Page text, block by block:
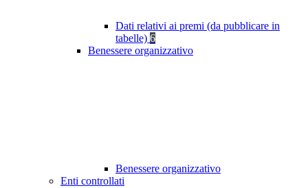
Dati relativi ai premi (da pubblicare in
tabelle) 6
Benessere organizzativo
Benessere organizzativo
Enti controllati